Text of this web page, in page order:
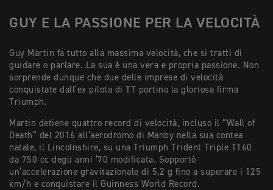
GUY E LA PASSIONE PER LA VELOCITÀ
Guy Martin fa tutto alla massima velocità, che si tratti di
guidare o parlare. La sua è una vera e propria passione. Non
sorprende dunque che due delle imprese di velocità
conquistate dall’ex pilota di TT portino la gloriosa firma
Triumph.
Martin detiene quattro record di velocità, incluso il “Wall of
Death” del 2016 all’aerodromo di Manby nella sua contea
natale, il Lincolnshire, su una Triumph Trident Triple T160
da 750 cc degli anni ’70 modificata. Sopportò
un’accelerazione gravitazionale di 5,2 g fino a superare i 125
km/h e conquistare il Guinness World Record.